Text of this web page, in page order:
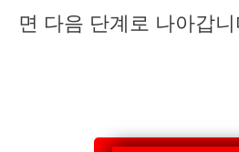
면 다음 단계로 나아갑